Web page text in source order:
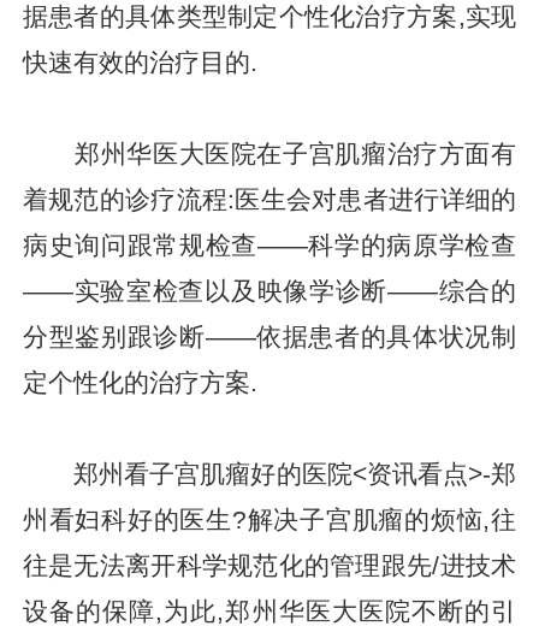
据患者的具体类型制定个性化治疗方案,实现
快速有效的治疗目的.
郑州华医大医院在子宫肌瘤治疗方面有
着规范的诊疗流程:医生会对患者进行详细的
病史询问跟常规检查——科学的病原学检查
——实验室检查以及映像学诊断——综合的
分型鉴别跟诊断——依据患者的具体状况制
定个性化的治疗方案.
郑州看子宫肌瘤好的医院<资讯看点>-郑
州看妇科好的医生?解决子宫肌瘤的烦恼,往
往是无法离开科学规范化的管理跟先/进技术
设备的保障,为此,郑州华医大医院不断的引